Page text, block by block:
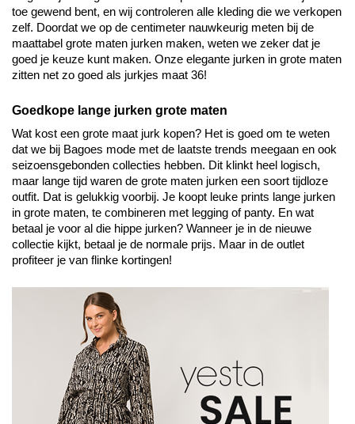
toe gewend bent, en wij controleren alle kleding die we verkopen
zelf. Doordat we op de centimeter nauwkeurig meten bij de
maattabel grote maten jurken maken, weten we zeker dat je
goed je keuze kunt maken. Onze elegante jurken in grote maten
zitten net zo goed als jurkjes maat 36!
Goedkope lange jurken grote maten
Wat kost een grote maat jurk kopen? Het is goed om te weten
dat we bij Bagoes mode met de laatste trends meegaan en ook
seizoensgebonden collecties hebben. Dit klinkt heel logisch,
maar lange tijd waren de grote maten jurken een soort tijdloze
outfit. Dat is gelukkig voorbij. Je koopt leuke prints lange jurken
in grote maten, te combineren met legging of panty. En wat
betaal je voor al die hippe jurken? Wanneer je in de nieuwe
collectie kijkt, betaal je de normale prijs. Maar in de outlet
profiteer je van flinke kortingen!